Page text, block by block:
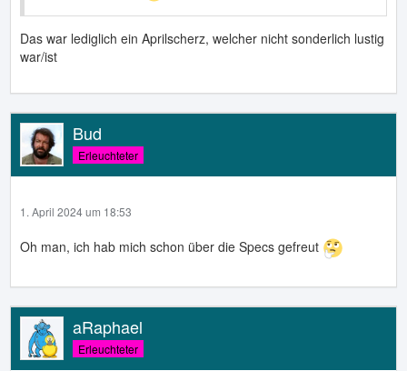
Das war lediglich ein Aprilscherz, welcher nicht sonderlich lustig
war/ist
Bud
Erleuchteter
1. April 2024 um 18:53
Oh man, ich hab mich schon über die Specs gefreut
aRaphael
Erleuchteter